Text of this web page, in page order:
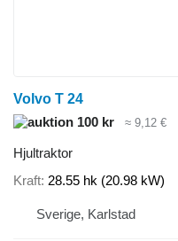
Volvo T 24
100 kr
≈ 9,12 €
Hjultraktor
Kraft 28.55 hk (20.98 kW)
Sverige, Karlstad